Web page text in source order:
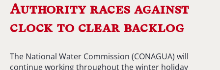
Authority races against
clock to clear backlog
The National Water Commission (CONAGUA) will
continue working throughout the winter holiday